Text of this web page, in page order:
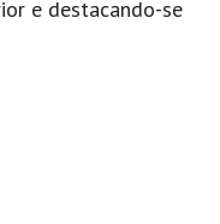
e destacando-se